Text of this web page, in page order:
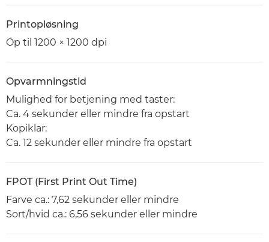
Printopløsning
Op til 1200 × 1200 dpi
Opvarmningstid
Mulighed for betjening med taster:
Ca. 4 sekunder eller mindre fra opstart
Kopiklar:
Ca. 12 sekunder eller mindre fra opstart
FPOT (First Print Out Time)
Farve ca.: 7,62 sekunder eller mindre
Sort/hvid ca.: 6,56 sekunder eller mindre